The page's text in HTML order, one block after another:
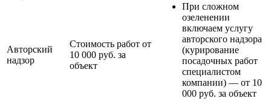
Авторский
надзор
Стоимость работ от
10 000 руб. за
объект
При сложном
озеленении
включаем услугу
авторского надзора
(курирование
посадочных работ
специалистом
компании) — от 10
000 руб. за объект